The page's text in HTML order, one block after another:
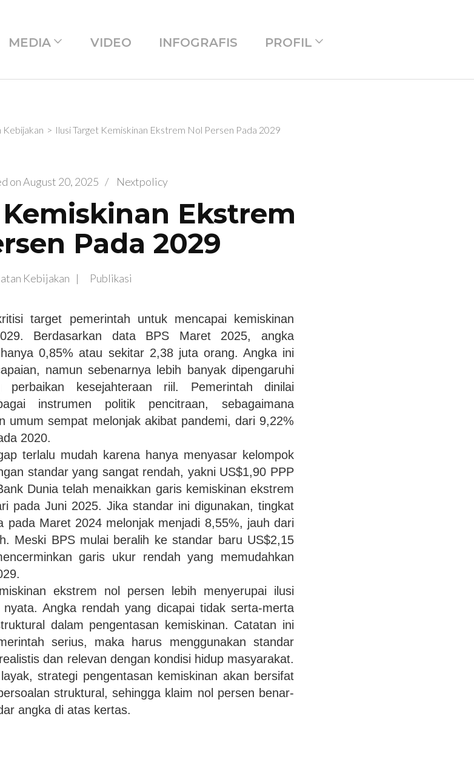
MEDIA VIDEO INFOGRAFIS PROFIL
Kebijakan > Ilusi Target Kemiskinan Ekstrem Nol Persen Pada 2029
onAugust 20, 2025 / Nextpolicy
Ekstrem
Pada 2029
Kebijakan Publikasi
target pemerintah untuk mencapai kemiskinan
Berdasarkan data BPS Maret 2025, angka
0,85% atau sekitar 2,38 juta orang. Angka ini
namun sebenarnya lebih banyak dipengaruhi
kesejahteraan riil. Pemerintah dinilai
instrumen politik pencitraan, sebagaimana
umum sempat melonjak akibat pandemi, dari 9,22%
2020.
terlalu mudah karena hanya menyasar kelompok
standar yang sangat rendah, yakni US$1,90 PPP
Dunia telah menaikkan garis kemiskinan ekstrem
pada Juni 2025. Jika standar ini digunakan, tingkat
pada Maret 2024 melonjak menjadi 8,55%, jauh dari
Meski BPS mulai beralih ke standar baru US$2,15
garis ukur rendah yang memudahkan
ekstrem nol persen lebih menyerupai ilusi
Angka rendah yang dicapai tidak serta-merta
dalam pengentasan kemiskinan. Catatan ini
serius, maka harus menggunakan standar
dan relevan dengan kondisi hidup masyarakat.
strategi pengentasan kemiskinan akan bersifat
struktural, sehingga klaim nol persen benar-
angka di atas kertas.